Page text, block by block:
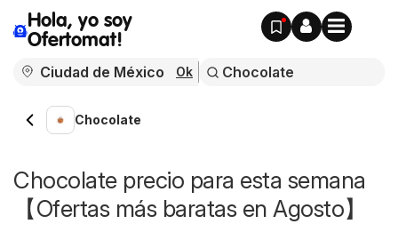
Hola, yo soy
Ofertomat!
Ok
Chocolate
Chocolate precio para esta semana
【Ofertas más baratas en Agosto】